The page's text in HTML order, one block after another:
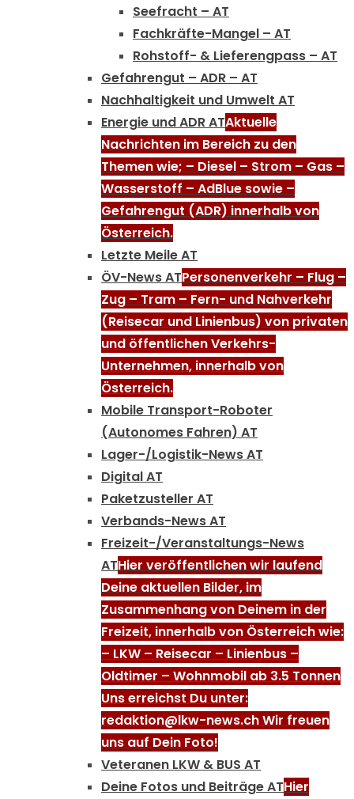
Seefracht – AT
Fachkräfte-Mangel – AT
Rohstoff- & Lieferengpass – AT
Gefahrengut – ADR – AT
Nachhaltigkeit und Umwelt AT
Energie und ADR ATAktuelle
Nachrichten im Bereich zu den
Themen wie; – Diesel – Strom – Gas –
Wasserstoff – AdBlue sowie –
Gefahrengut (ADR) innerhalb von
Österreich.
Letzte Meile AT
ÖV-News ATPersonenverkehr – Flug –
Zug – Tram – Fern- und Nahverkehr
(Reisecar und Linienbus) von privaten
und öffentlichen Verkehrs-
Unternehmen, innerhalb von
Österreich.
Mobile Transport-Roboter
(Autonomes Fahren) AT
Lager-/Logistik-News AT
Digital AT
Paketzusteller AT
Verbands-News AT
Freizeit-/Veranstaltungs-News
ATHier veröffentlichen wir laufend
Deine aktuellen Bilder, im
Zusammenhang von Deinem in der
Freizeit, innerhalb von Österreich wie:
– LKW – Reisecar – Linienbus –
Oldtimer – Wohnmobil ab 3.5 Tonnen
Uns erreichst Du unter:
redaktion@lkw-news.ch Wir freuen
uns auf Dein Foto!
Veteranen LKW & BUS AT
Deine Fotos und Beiträge ATHier